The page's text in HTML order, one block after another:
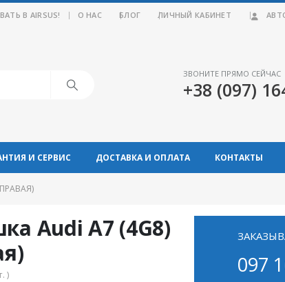
В AIRSUS! | О НАС БЛОГ ЛИЧНЫЙ КАБИНЕТ
ЗВОНИТЕ ПРЯМО СЕЙЧАС
+38 (097)
И СЕРВИС ДОСТАВКА И ОПЛАТА КОНТАКТЫ
Audi A7 (4G8)
) 097